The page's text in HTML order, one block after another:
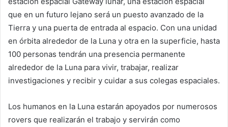
que en un futuro lejano será un puesto avanzado de la
Tierra y una puerta de entrada al espacio. Con una unidad
en órbita alrededor de la Luna y otra en la superficie, hasta
100 personas tendrán una presencia permanente
alrededor de la Luna para vivir, trabajar, realizar
investigaciones y recibir y cuidar a sus colegas espaciales.
Los humanos en la Luna estarán apoyados por numerosos
rovers que realizarán el trabajo y servirán como